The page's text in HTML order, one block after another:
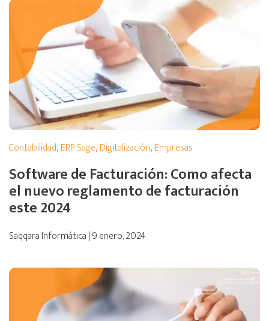
Contabilidad,ERP Sage,Digitalización,Empresas
Software de Facturación: Como afecta
el nuevo reglamento de facturación
este 2024
Saqqara Informática | 9 enero, 2024